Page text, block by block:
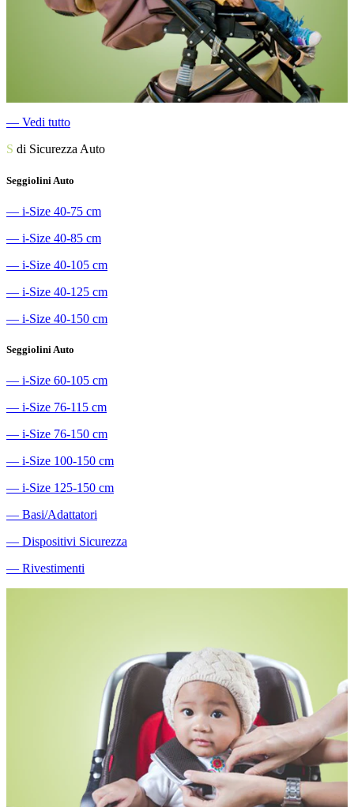
― Vedi tutto
S di Sicurezza Auto
Seggiolini Auto
― i-Size 40-75 cm
― i-Size 40-85 cm
― i-Size 40-105 cm
― i-Size 40-125 cm
― i-Size 40-150 cm
Seggiolini Auto
― i-Size 60-105 cm
― i-Size 76-115 cm
― i-Size 76-150 cm
― i-Size 100-150 cm
― i-Size 125-150 cm
― Basi/Adattatori
― Dispositivi Sicurezza
― Rivestimenti